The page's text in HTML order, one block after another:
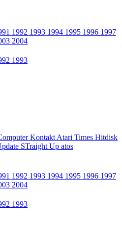
1992 1993 1994 1995 1996 1997
2004
1993
Kontakt Atari Times Hitdisk
STraight Up atos
1992 1993 1994 1995 1996 1997
2004
1993